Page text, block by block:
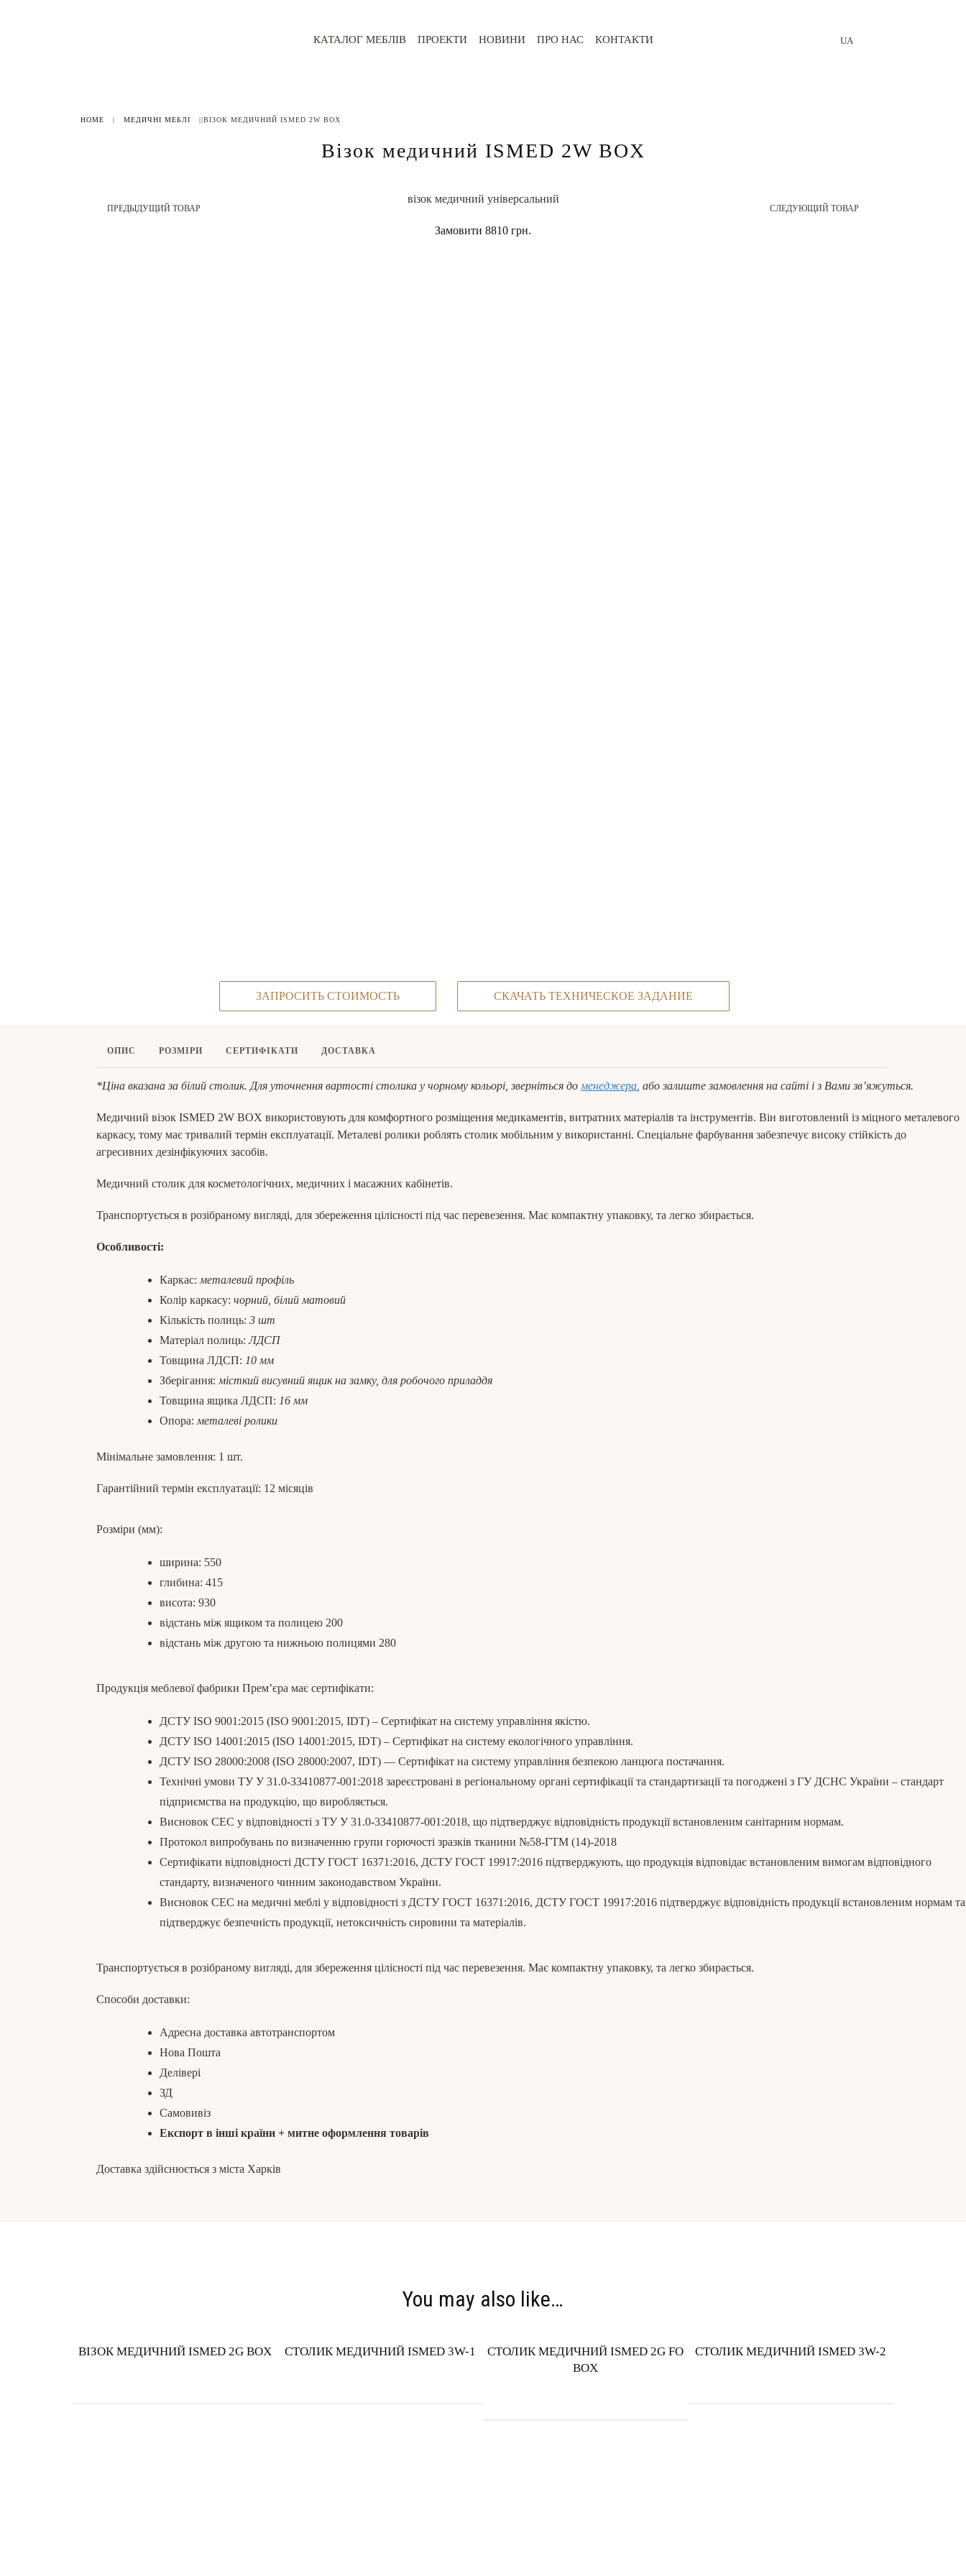
КАТАЛОГ МЕБЛІВ ПРОЕКТИ НОВИНИ ПРО НАС КОНТАКТИ UA
HOME | МЕДИЧНІ МЕБЛІ ||ВІЗОК МЕДИЧНИЙ ISMED 2W BOX
Візок медичний ISMED 2W BOX
ЗАПРОСИТЬ СТОИМОСТЬ СКАЧАТЬ ТЕХНИЧЕСКОЕ ЗАДАНИЕ
ПРЕДЫДУЩИЙ ТОВАР СЛЕДУЮЩИЙ ТОВАР
візок медичний універсальний
Замовити 8810 грн.
ОПИС РОЗМІРИ СЕРТИФІКАТИ ДОСТАВКА
*Ціна вказана за білий столик. Для уточнення вартості столика у чорному кольорі, зверніться до менеджера , або залиште замовлення на сайті і з Вами зв’яжуться.
Медичний візок ISMED 2W BOX використовують для комфортного розміщення медикаментів, витратних матеріалів та інструментів. Він виготовлений із міцного металевого
каркасу, тому має тривалий термін експлуатації. Металеві ролики роблять столик мобільним у використанні. Спеціальне фарбування забезпечує високу стійкість до
агресивних дезінфікуючих засобів.
Медичний столик для косметологічних, медичних і масажних кабінетів.
Транспортується в розібраному вигляді, для збереження цілісності під час перевезення. Має компактну упаковку, та легко збирається.
Особливості:
Каркас: металевий профіль
Колір каркасу:чорний, білий матовий
Кількість полиць:3 шт
Матеріал полиць:ЛДСП
Товщина ЛДСП: 10 мм
Зберігання: місткий висувний ящик на замку, для робочого приладдя
Товщина ящика ЛДСП: 16 мм
Опора: металеві ролики
Мінімальне замовлення: 1 шт.
Гарантійний термін експлуатації: 12 місяців
Розміри (мм):
ширина: 550
глибина: 415
висота: 930
відстань між ящиком та полицею 200
відстань між другою та нижньою полицями 280
Продукція меблевої фабрики Прем’єра має сертифікати:
ДСТУ ISO 9001:2015 (ISO 9001:2015, IDT) – Сертифікат на систему управління якістю.
ДСТУ ISO 14001:2015 (ISO 14001:2015, IDT) – Сертифікат на систему екологічного управління.
ДСТУ ISO 28000:2008 (ISO 28000:2007, IDT) — Сертифікат на систему управління безпекою ланцюга постачання.
Технічні умови ТУ У 31.0-33410877-001:2018 зареєстровані в регіональному органі сертифікації та стандартизації та погоджені з ГУ ДСНС України – стандарт
підприємства на продукцію, що виробляється.
Висновок СЕС у відповідності з ТУ У 31.0-33410877-001:2018, що підтверджує відповідність продукції встановленим санітарним нормам.
Протокол випробувань по визначенню групи горючості зразків тканини №58-ГТМ (14)-2018
Сертифікати відповідності ДСТУ ГОСТ 16371:2016, ДСТУ ГОСТ 19917:2016 підтверджують, що продукція відповідає встановленим вимогам відповідного
стандарту, визначеного чинним законодавством України.
Висновок СЕС на медичні меблі у відповідності з ДСТУ ГОСТ 16371:2016, ДСТУ ГОСТ 19917:2016 підтверджує відповідність продукції встановленим нормам та
підтверджує безпечність продукції, нетоксичність сировини та матеріалів.
Транспортується в розібраному вигляді, для збереження цілісності під час перевезення. Має компактну упаковку, та легко збирається.
Способи доставки:
Адресна доставка автотранспортом
Нова Пошта
Делівері
ЗД
Самовивіз
Експорт в інші країни + митне оформлення товарів
Доставка здійснюється з міста Харків
You may also like…
ВІЗОК МЕДИЧНИЙ ISMED 2G BOX СТОЛИК МЕДИЧНИЙ ISMED 3W-1
СТОЛИК МЕДИЧНИЙ ISMED 2G FО
ВОX
СТОЛИК МЕДИЧНИЙ ISMED 3W-2